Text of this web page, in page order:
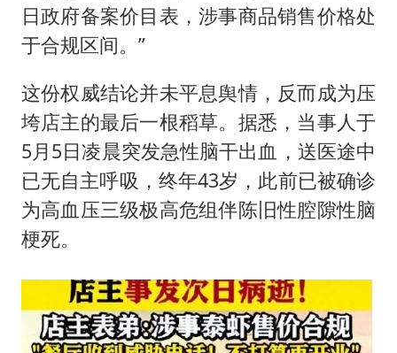
日政府备案价目表，涉事商品销售价格处
于合规区间。”
这份权威结论并未平息舆情，反而成为压
垮店主的最后一根稻草。据悉，当事人于
5月5日凌晨突发急性脑干出血，送医途中
已无自主呼吸，终年43岁，此前已被确诊
为高血压三级极高危组伴陈旧性腔隙性脑
梗死。